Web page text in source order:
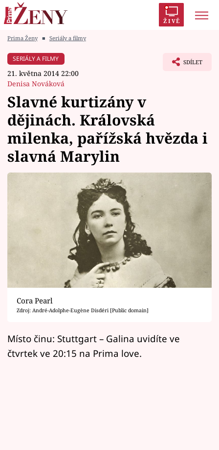
ŽIVĚ
Módní alarm
Témata
Celebrity
Vztahy
Horoskopy
Sledujte prima+
Filmový festival Karlovy Vary
Přihlášení
Prima Ženy ■ Seriály a filmy
SERIÁLY A FILMY
21. května 2014 22:00
Denisa Nováková
SDÍLET
Slavné kurtizány v
dějinách. Královská
milenka, pařížská hvězda i
slavná Marylin
Cora Pearl
Zdroj: André-Adolphe-Eugène Disdéri [Public domain]
Místo činu: Stuttgart – Galina uvidíte ve
čtvrtek ve 20:15 na Prima love.